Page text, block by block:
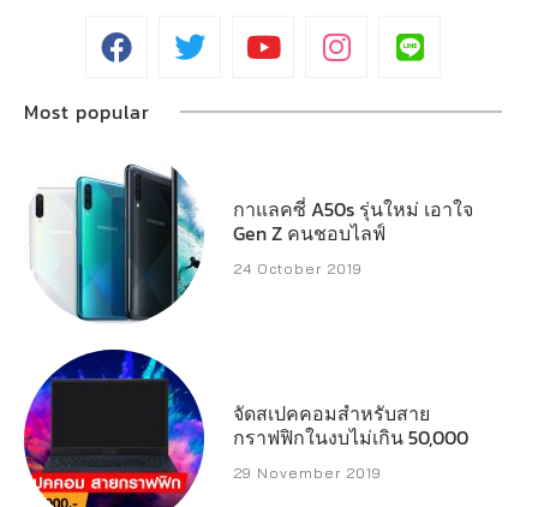
Most popular
กาแลคซี่ A50s รุ่นใหม่ เอาใจ
Gen Z คนชอบไลฟ์
24 October 2019
จัดสเปคคอมสำหรับสาย
กราฟฟิกในงบไม่เกิน 50,000
29 November 2019